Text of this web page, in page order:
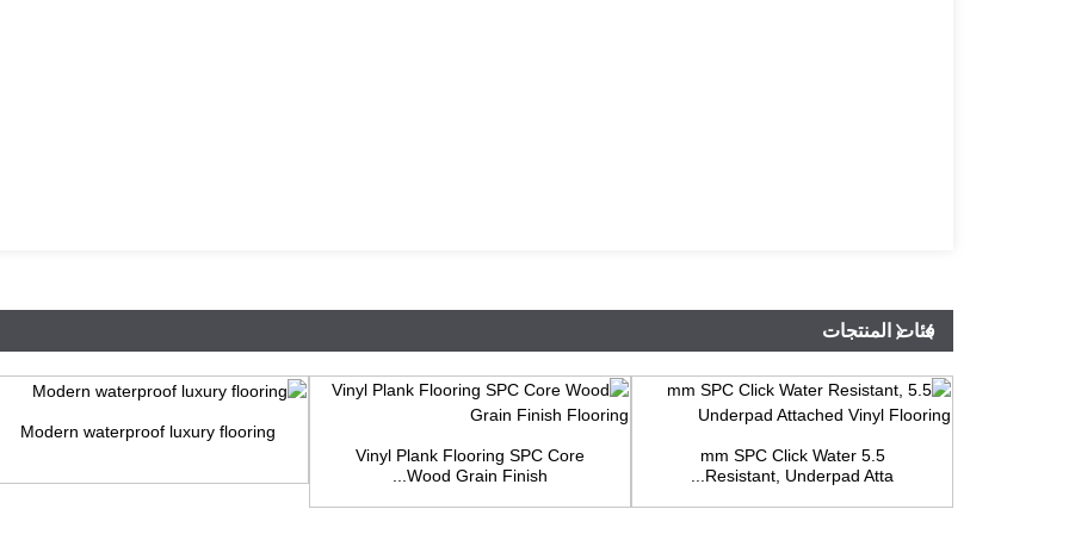
فئات المنتجات
5.5 mm SPC Click Water
Resistant, Underpad Atta...
Vinyl Plank Flooring SPC Core
Wood Grain Finish...
Modern waterproof luxury flooring